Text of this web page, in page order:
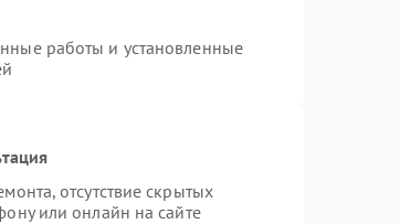
работы и установленные
отсутствие скрытых
или онлайн на сайте